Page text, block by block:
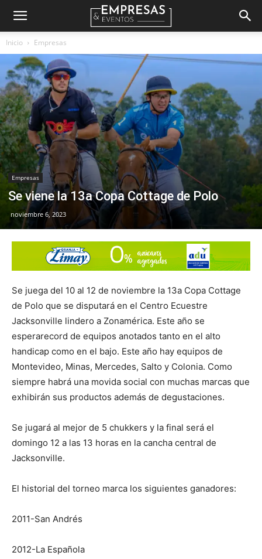
Empresas
&
Eventos
Inicio Empresas
Empresas
Se viene la 13a Copa Cottage de Polo
noviembre 6, 2023
Se juega del 10 al 12 de noviembre la 13a Copa Cottage
de Polo que se disputará en el Centro Ecuestre
Jacksonville lindero a Zonamérica. Este año se
esperarecord de equipos anotados tanto en el alto
handicap como en el bajo. Este año hay equipos de
Montevideo, Minas, Mercedes, Salto y Colonia. Como
siempre habrá una movida social con muchas marcas que
exhibirán sus productos además de degustaciones.
Se jugará al mejor de 5 chukkers y la final será el
domingo 12 a las 13 horas en la cancha central de
Jacksonville.
El historial del torneo marca los siguientes ganadores:
2011-San Andrés
2012-La Española